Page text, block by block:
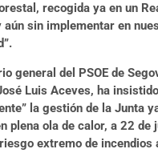
recogida ya en un
aún sin implementar en
general del PSOE de
Luis Aceves, ha
la gestión de la Junta
plena ola de calor, a 22 de
extremo de incendios